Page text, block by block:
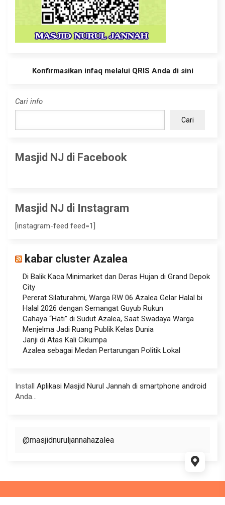
Konfirmasikan infaq melalui QRIS Anda di sini
Cari info
Cari
Masjid NJ di Facebook
Masjid NJ di Instagram
[instagram-feed feed=1]
kabar cluster Azalea
Di Balik Kaca Minimarket dan Deras Hujan di Grand Depok
City
Pererat Silaturahmi, Warga RW 06 Azalea Gelar Halal bi
Halal 2026 dengan Semangat Guyub Rukun
Cahaya “Hati” di Sudut Azalea, Saat Swadaya Warga
Menjelma Jadi Ruang Publik Kelas Dunia
Janji di Atas Kali Cikumpa
Azalea sebagai Medan Pertarungan Politik Lokal
Install Aplikasi Masjid Nurul Jannah di smartphone android
Anda...
@masjidnuruljannahazalea